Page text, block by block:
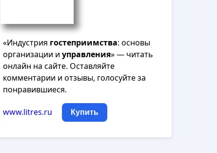
«Индустрия гостеприимства: основы
организации иуправления» — читать
онлайн на сайте. Оставляйте
комментарии и отзывы, голосуйте за
понравившиеся.
www.litres.ru Купить